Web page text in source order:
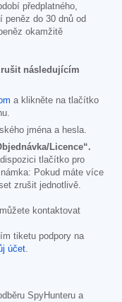
předplatného,
peněz do 30 dnů od
okamžitě
následujícím
a klikněte na tlačítko
jména a hesla.
Licence“.
tlačítko pro
Pokud máte více
zrušit jednotlivě.
kontaktovat
tiketu podpory na
účet.
SpyHunteru a